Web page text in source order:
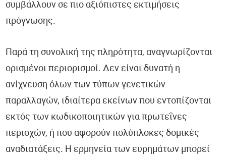
συμβάλλουν σε πιο αξιόπιστες εκτιμήσεις
πρόγνωσης.
Παρά τη συνολική της πληρότητα, αναγνωρίζονται
ορισμένοι περιορισμοί. Δεν είναι δυνατή η
ανίχνευση όλων των τύπων γενετικών
παραλλαγών, ιδιαίτερα εκείνων που εντοπίζονται
εκτός των κωδικοποιητικών για πρωτεΐνες
περιοχών, ή που αφορούν πολύπλοκες δομικές
αναδιατάξεις. Η ερμηνεία των ευρημάτων μπορεί